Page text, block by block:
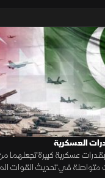
العسكرية
عسكرية كبيرة تجعلهما
متواصلة في تحديث القوات